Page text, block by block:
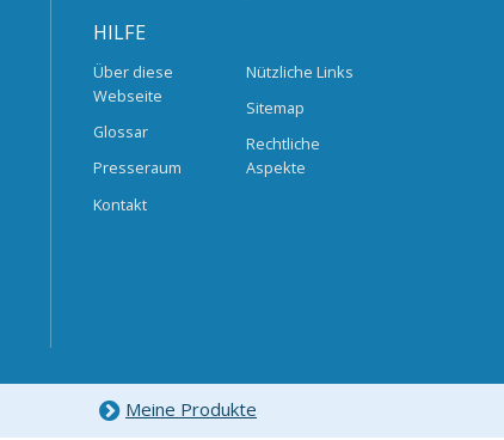
HILFE
Über diese
Webseite
Glossar
Presseraum
Kontakt
Nützliche Links
Sitemap
Rechtliche
Aspekte
Meine Produkte